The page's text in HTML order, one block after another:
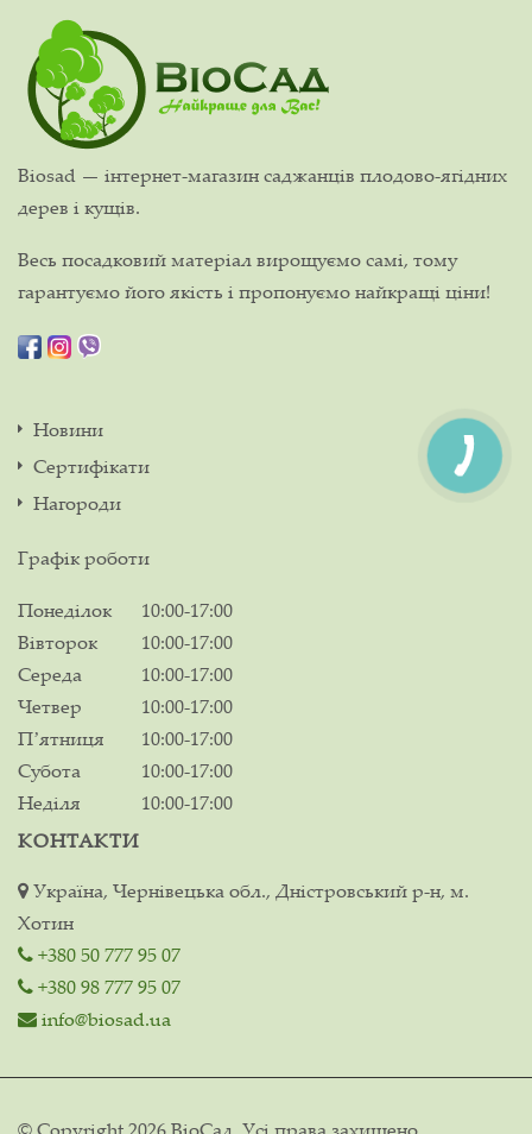
Biosad — інтернет-магазин саджанців плодово-ягідних
дерев і кущів.
Весь посадковий матеріал вирощуємо самі, тому
гарантуємо його якість і пропонуємо найкращі ціни!
Новини
Сертифікати
Нагороди
Графік роботи
Понеділок
10:00-17:00
Вівторок
10:00-17:00
Середа
10:00-17:00
Четвер
10:00-17:00
Пʼятниця
10:00-17:00
Субота
10:00-17:00
Неділя
10:00-17:00
КОНТАКТИ
Україна, Чернівецька обл., Дністровський р-н, м.
Хотин
+380 50 777 95 07
+380 98 777 95 07
info@biosad.ua